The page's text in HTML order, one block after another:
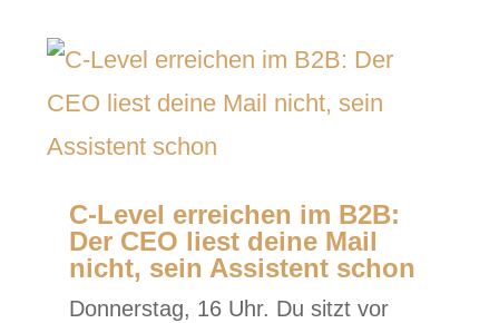
C-Level erreichen im B2B:
Der CEO liest deine Mail
nicht, sein Assistent schon
Donnerstag, 16 Uhr. Du sitzt vor